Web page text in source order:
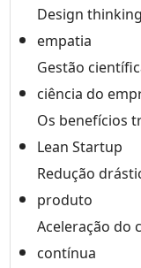
Design
empatia
Gestão
ciência do
Os benefícios
Lean Startup
Redução
produto
Aceleração do
contínua